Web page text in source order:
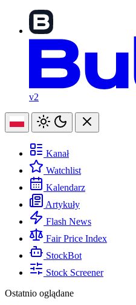
v2
Kanał
Watchlist
Kalendarz
Artykuły
Flash News
Fair Price Index
StockBot
Stock Screener
Ostatnio oglądane